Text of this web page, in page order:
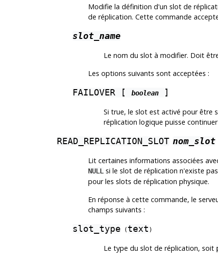
Modifie la définition d'un slot de
de réplication. Cette commande
slot_name
Le nom du slot à modifier. Doit
Les options suivants sont acceptées :
FAILOVER [ boolean]
Si true, le slot est activé pour être
réplication logique puisse
READ_REPLICATION_SLOT nom_slot
Lit certaines informations associées
NULL si le slot de réplication n'existe
pour les slots de réplication physique.
En réponse à cette commande, le
champs suivants :
slot_type ( text )
Le type du slot de réplication, soit